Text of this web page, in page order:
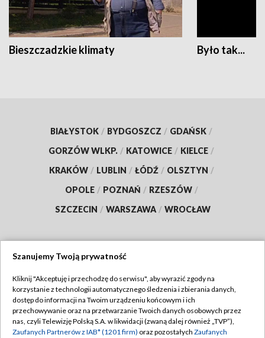
Bieszczadzkie klimaty Było tak...
BIAŁYSTOK / BYDGOSZCZ / GDAŃSK /
GORZÓW WLKP. / KATOWICE / KIELCE /
KRAKÓW / LUBLIN / ŁÓDŹ / OLSZTYN /
OPOLE / POZNAŃ / RZESZÓW /
SZCZECIN / WARSZAWA / WROCŁAW
TVP
Abonament TVP
Emisja w TVP
Regulamin TVP
Polityka prywatności
Szanujemy Twoją prywatność
Kliknij "Akceptuję i przechodzę do serwisu", aby wyrazić zgody na
korzystanie z technologii automatycznego śledzenia i zbierania danych,
dostęp do informacji na Twoim urządzeniu końcowym i ich
przechowywanie oraz na przetwarzanie Twoich danych osobowych przez
nas, czyli Telewizję Polską S.A. w likwidacji (zwaną dalej również „TVP”),
Zaufanych Partnerów z IAB* (1201 firm) oraz pozostałych Zaufanych